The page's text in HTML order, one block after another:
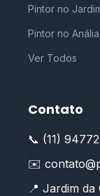
Pintor no
Pintor no
Ver Todos
Contato
📞 (11)
✉️
📍 Jardim